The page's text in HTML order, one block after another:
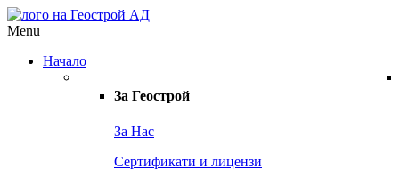
Menu
Начало
За Геострой
За Нас
Сертификати и лицензи